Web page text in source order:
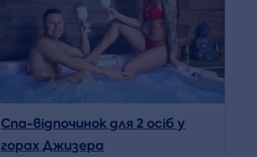
Спа-відпочинок для 2 осіб у
горах Джизера